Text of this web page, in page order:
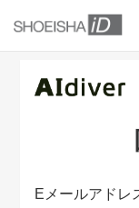
Eメールアドレ